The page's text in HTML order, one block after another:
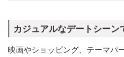
カジュアルなデートシーン
映画やショッピング、テーマパ